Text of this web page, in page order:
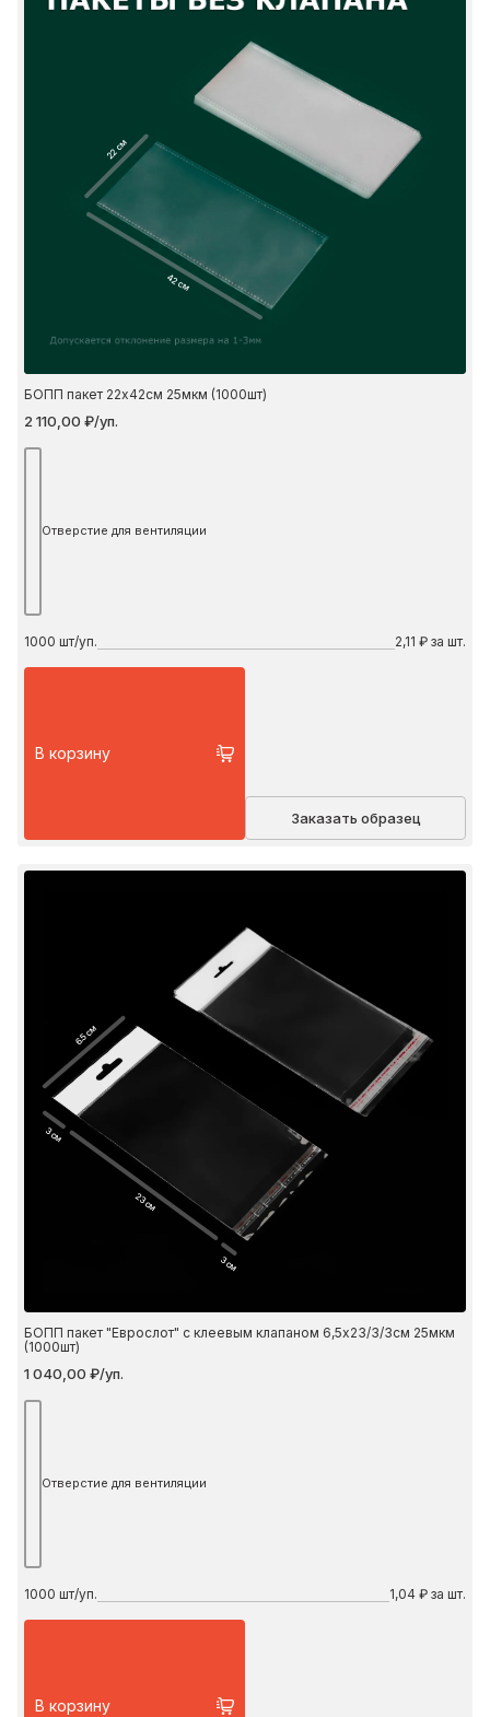
22 см
42 см
БОПП пакет 22х42см 25мкм (1000шт)
2 110,00 ₽/уп.
Отверстие для вентиляции
1000 шт/уп. 2,11 ₽ за шт.
В корзину
Заказать образец
6.5 см
23 см
3 см
3 см
БОПП пакет "Еврослот" с клеевым клапаном 6,5х23/3/3см 25мкм
(1000шт)
1 040,00 ₽/уп.
Отверстие для вентиляции
1000 шт/уп. 1,04 ₽ за шт.
В корзину